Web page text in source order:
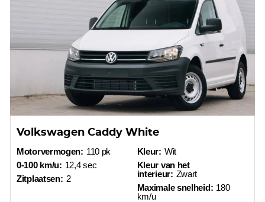
Volkswagen Caddy White
Motorvermogen: 110 pk
0-100 km/u: 12,4 sec
Zitplaatsen: 2
Kleur: Wit
Kleur van het
interieur: Zwart
Maximale snelheid: 180
km/u